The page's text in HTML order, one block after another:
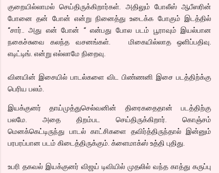
குறையில்லாமல் செய்திருக்கிறார்கள். அதிலும் போலீஸ் ஆபீஸரின்
போனை தன் போன் என்று நினைத்து உடைக்க போகும் இடத்தில்
“சார்.. அது என் போன் “ என்பது போல படம் பூராவும் இயல்பான
நகைச்சுவை கலந்த வசனங்கள். மிகையில்லாத ஒளிப்பதிவு.
எடிட்டிங். என்று எல்லாமே நிறைவு.
வினயின் இசையில் பாடல்களை விட பிண்ணனி இசை படத்திற்க்கு
பெரிய பலம்.
இயக்குனர் தாய்முத்துசெல்வனின் திரைகதைதான் படத்திற்கு
பலமே. அதை திறம்பட செய்திருக்கிறார். கொஞ்சம்
மெனக்கெட்டிருந்து பாடல் காட்சிகளை தவிர்த்திருந்தால் இன்னும்
பரபரப்பான படம் கிடைத்திருக்கும். க்ளைமாக்ஸ் உத்தி புதிது.
உபரி தகவல் இயக்குனர் விஜய் டிவியில் முதலில் வந்த காத்து கருப்பு